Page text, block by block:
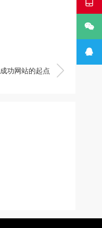

成功网站的起点

